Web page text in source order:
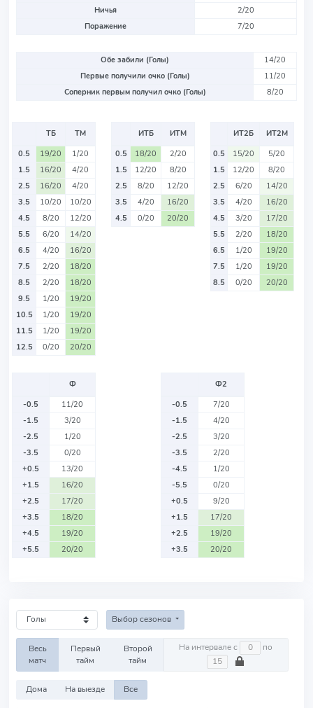
Ничья
2/20
Поражение
7/20
Обе забили (Голы)
14/20
Первые получили очко (Голы)
11/20
Соперник первым получил очко (Голы)
8/20
ТБ
ТМ
0.5
19/20
1/20
1.5
16/20
4/20
2.5
16/20
4/20
3.5
10/20
10/20
4.5
8/20
12/20
5.5
6/20
14/20
6.5
4/20
16/20
7.5
2/20
18/20
8.5
2/20
18/20
9.5
1/20
19/20
10.5
1/20
19/20
11.5
1/20
19/20
12.5
0/20 20/20
ИТБ
ИТМ
0.5
18/20
2/20
1.5
12/20
8/20
2.5
8/20
12/20
3.5
4/20
16/20
4.5
0/20 20/20
ИТ2Б
ИТ2М
0.5
15/20
5/20
1.5
12/20
8/20
2.5
6/20
14/20
3.5
4/20
16/20
4.5
3/20
17/20
5.5
2/20
18/20
6.5
1/20
19/20
7.5
1/20
19/20
8.5
0/20 20/20
Ф
-0.5
11/20
-1.5
3/20
-2.5
1/20
-3.5
0/20
+0.5
13/20
+1.5
16/20
+2.5
17/20
+3.5
18/20
+4.5
19/20
+5.5
20/20
Ф2
-0.5
7/20
-1.5
4/20
-2.5
3/20
-3.5
2/20
-4.5
1/20
-5.5
0/20
+0.5
9/20
+1.5
17/20
+2.5
19/20
+3.5
20/20
Выбор сезонов
Весь
матч
Первый
тайм
Второй
тайм
На интервале с по
Дома На выезде Все